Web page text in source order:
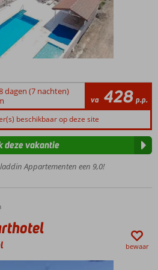
dagen (7 nachten)
va 428 p.p.
beschikbaar op deze site
Appartementen een 9,0!
deze vakantie
bewaar